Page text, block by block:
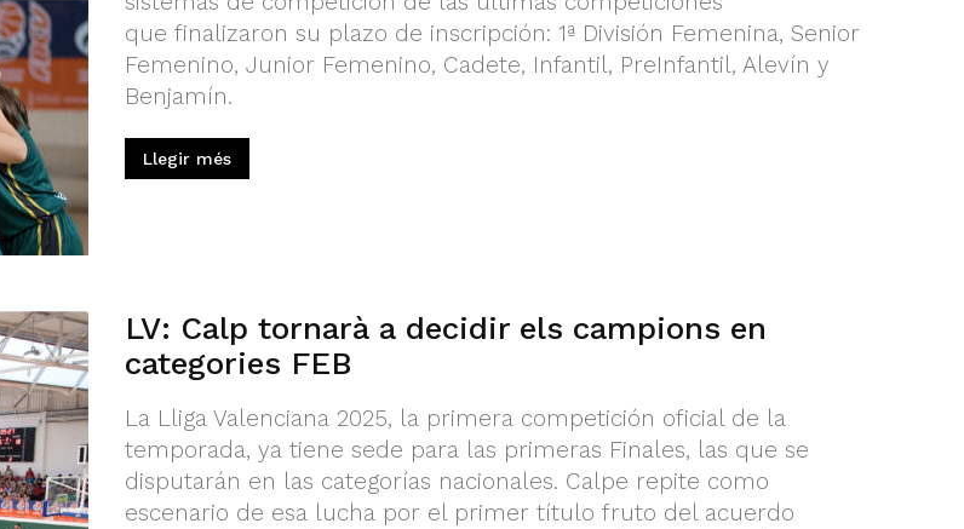
que finalizaron su plazo de inscripción: 1ª División Femenina, Senior
Femenino, Junior Femenino, Cadete, Infantil, PreInfantil, Alevín y
Benjamín.
Llegir més
LV: Calp tornarà a decidir els campions en
categories FEB
La Lliga Valenciana 2025, la primera competición oficial de la
temporada, ya tiene sede para las primeras Finales, las que se
disputarán en las categorías nacionales. Calpe repite como
escenario de esa lucha por el primer título fruto del acuerdo